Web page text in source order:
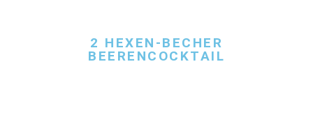
2 HEXEN-BECHER
BEERENCOCKTAIL